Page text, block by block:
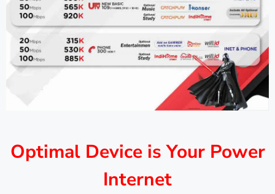
Optimal Device is Your Power
Internet